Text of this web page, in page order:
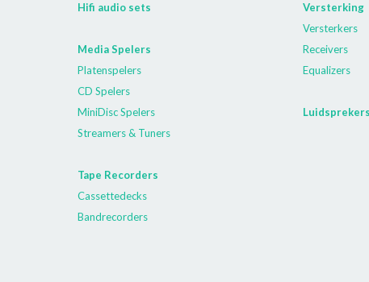
Hifi audio sets
Media Spelers
Platenspelers
CD Spelers
MiniDisc Spelers
Streamers & Tuners
Tape Recorders
Cassettedecks
Bandrecorders
Versterking
Versterkers
Receivers
Equalizers
Luidsprekers